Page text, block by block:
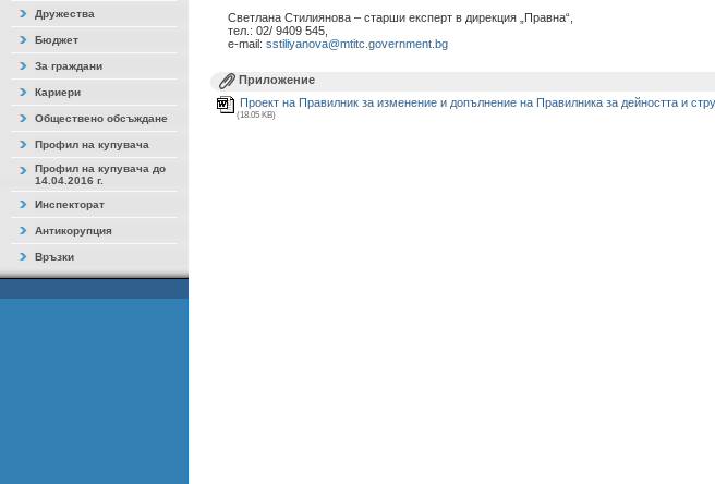
Дружества
Бюджет
За граждани
Кариери
Обществено обсъждане
Профил на купувача
Профил на купувача до
14.04.2016 г.
Инспекторат
Антикорупция
Връзки
Светлана Стилиянова – старши експерт в дирекция „Правна“,
тел.: 02/ 9409 545,
е-mail: sstiliyanova@mtitc.government.bg
Приложение
Проект на Правилник за изменение и допълнение на Правилника за дейността и
(18.05 KB)